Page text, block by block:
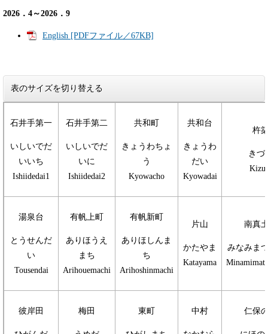
2026．4～2026．9
English [PDFファイル／67KB]
表のサイズを切り替える
石井手第一
いしいでだ
いいち
Ishiidedai1
石井手第二
いしいでだ
いに
Ishiidedai2
共和町
きょうわちょ
う
Kyowacho
共和台
きょうわ
だい
Kyowadai
杵
きづ
湯泉台
とうせんだ
い
Tousendai
有帆上町
ありほうえ
まち
Arihouemachi
有帆新町
ありほしんま
ち
Arihoshinmachi
片山
かたやま
Katayama
南真
みなみま
彼岸田 梅田 東町 中村 仁保